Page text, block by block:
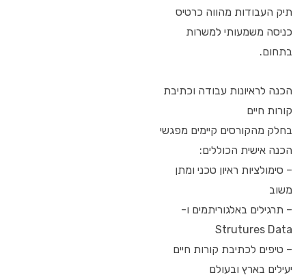
תיק העבודות מהווה כרטיס
כניסה משמעותי למשרות
בתחום.
הכנה לראיונות עבודה וכתיבת
קורות חיים
בחלק מהקורסים קיימים מפגשי
הכנה אישית הכוללים:
– סימולציות ראיון טכני ומתן
משוב
– תרגילים באלגוריתמים ו-
Strutures Data
– טיפים לכתיבת קורות חיים
יעילים בארץ ובעולם